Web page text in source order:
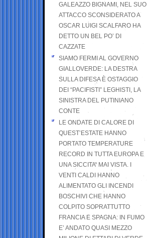
GALEAZZO BIGNAMI, NEL SUO
ATTACCO SCONSIDERATO A
OSCAR LUIGI SCALFARO HA
DETTO UN BEL PO’ DI
CAZZATE
SIAMO FERMI AL GOVERNO
GIALLOVERDE: LA DESTRA
SULLA DIFESA È OSTAGGIO
DEI “PACIFISTI” LEGHISTI, LA
SINISTRA DEL PUTINIANO
CONTE
LE ONDATE DI CALORE DI
QUEST’ESTATE HANNO
PORTATO TEMPERATURE
RECORD IN TUTTA EUROPA E
UNA SICCITA’ MAI VISTA. I
VENTI CALDI HANNO
ALIMENTATO GLI INCENDI
BOSCHIVI CHE HANNO
COLPITO SOPRATTUTTO
FRANCIA E SPAGNA: IN FUMO
E’ ANDATO QUASI MEZZO